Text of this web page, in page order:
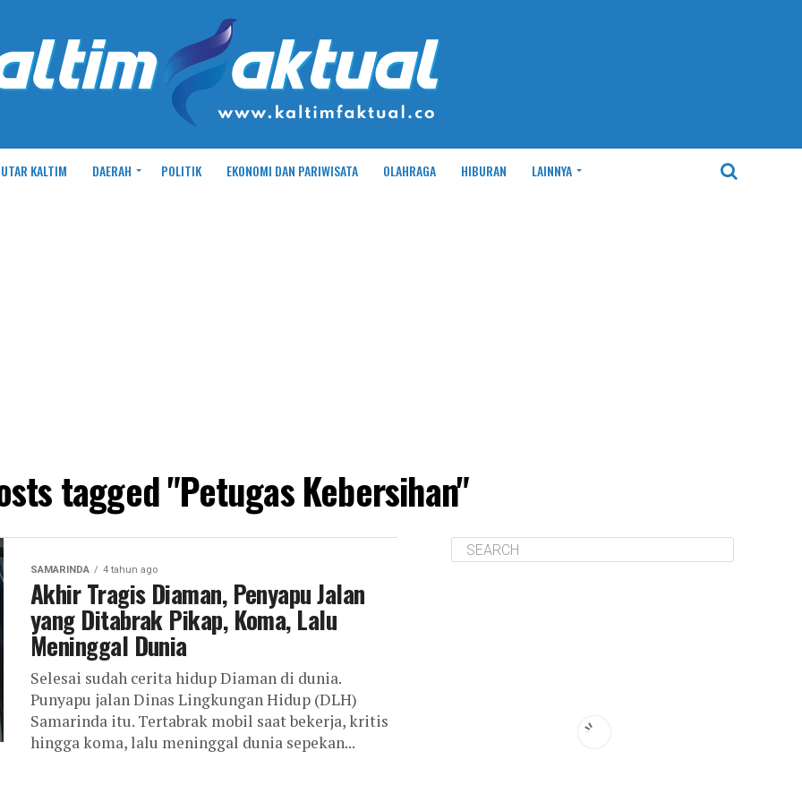
KALTIM DAERAH POLITIK EKONOMI DAN PARIWISATA OLAHRAGA HIBURAN LAINNYA
tagged "Petugas Kebersihan"
SAMARINDA 4 tahun ago
Akhir Tragis Diaman, Penyapu Jalan
yang Ditabrak Pikap, Koma, Lalu
Meninggal Dunia
Selesai sudah cerita hidup Diaman di dunia.
Punyapu jalan Dinas Lingkungan Hidup (DLH)
Samarinda itu. Tertabrak mobil saat bekerja, kritis
hingga koma, lalu meninggal dunia sepekan...